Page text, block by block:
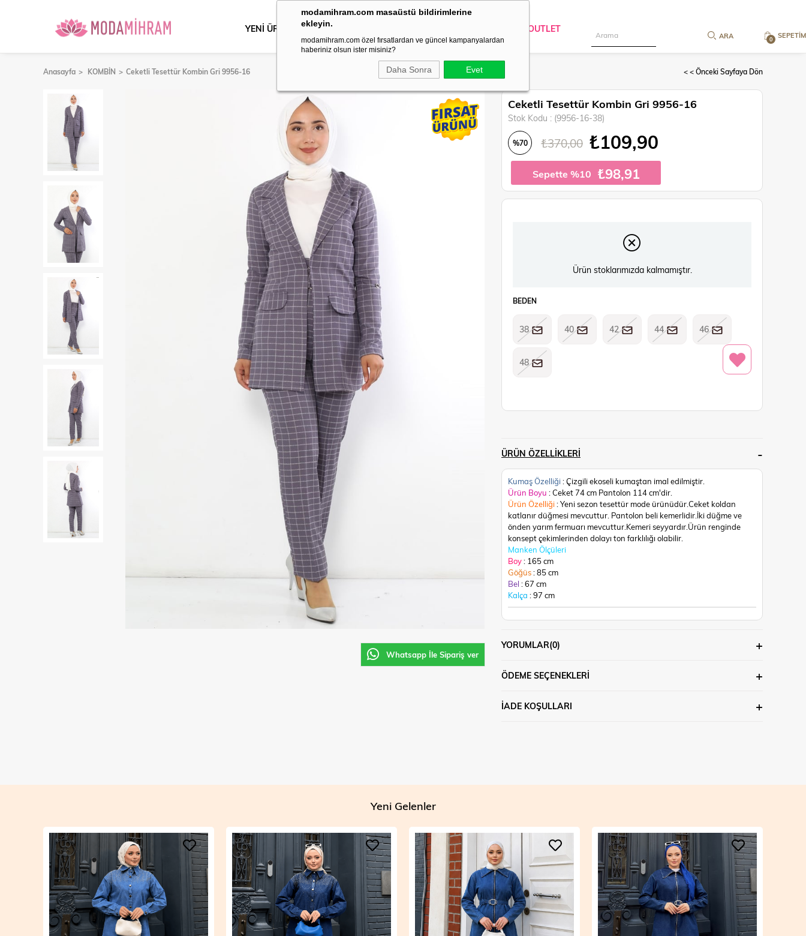
modamihram.com masaüstü bildirimlerine
ekleyin.
modamihram.com özel fırsatlardan ve güncel kampanyalardan
haberiniz olsun ister misiniz?
Daha Sonra Evet
SEPETIM
0
YENİ ÜRÜNLER DIŞ GİYİM OUTLET
Anasayfa KOMBİN Ceketli Tesettür Kombin Gri 9956-16 < < Önceki Sayfaya Dön
Whatsapp İle Sipariş ver
Ceketli Tesettür Kombin Gri 9956-16
Stok Kodu (9956-16-38)
%70 ₺370,00 ₺109,90
Sepette %10 ₺98,91
Ürün stoklarımızda kalmamıştır.
BEDEN
38 40 42 44 46
48
ÜRÜN ÖZELLIKLERI
Kumaş Özelliği: Çizgili ekoseli kumaştan imal edilmiştir.
Ürün Boyu : Ceket 74 cm Pantolon 114 cm'dir.
Ürün Özelliği: Yeni sezon tesettür mode ürünüdür.Ceket koldan
katlanır düğmesi mevcuttur. Pantolon beli kemerlidir.İki düğme ve
önden yarım fermuarı mevcuttur.Kemeri seyyardır. Ürün renginde
konsept çekimlerinden dolayı ton farklılığı olabilir.
Manken Ölçüleri
Boy: 165 cm
Göğüs: 85 cm
Bel : 67 cm
Kalça : 97 cm
YORUMLAR(0)
ÖDEME SEÇENEKLERI
İADE KOŞULLARI
Yeni Gelenler